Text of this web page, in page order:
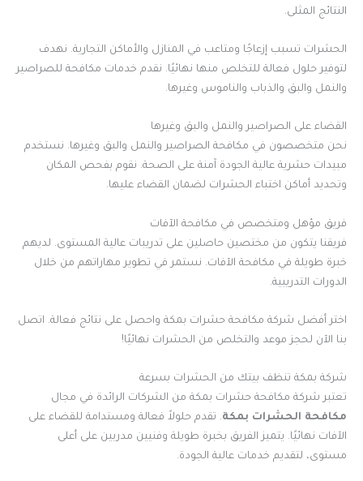
النتائج المثلى.
الحشرات تسبب إزعاجًا ومتاعب في المنازل والأماكن التجارية. نهدف
لتوفير حلول فعالة للتخلص منها نهائيًا. نقدم خدمات مكافحة للصراصير
والنمل والبق والذباب والناموس وغيرها.
القضاء على الصراصير والنمل والبق وغيرها
نحن متخصصون في مكافحة الصراصير والنمل والبق وغيرها. نستخدم
مبيدات حشرية عالية الجودة آمنة على الصحة. نقوم بفحص المكان
وتحديد أماكن اختباء الحشرات لضمان القضاء عليها.
فريق مؤهل ومتخصص في مكافحة الآفات
فريقنا يتكون من مختصين حاصلين على تدريبات عالية المستوى. لديهم
خبرة طويلة في مكافحة الآفات. نستمر في تطوير مهاراتهم من خلال
الدورات التدريبية.
اختر أفضل شركة مكافحة حشرات بمكة واحصل على نتائج فعالة. اتصل
بنا الآن لحجز موعد والتخلص من الحشرات نهائيًا!
شركة بمكة تنظف بيتك من الحشرات بسرعة
تعتبر شركة مكافحة حشرات بمكة من الشركات الرائدة في مجال
مكافحة الحشرات بمكة. تقدم حلولاً فعالة ومستدامة للقضاء على
الآفات نهائيًا. يتميز الفريق بخبرة طويلة وفنيين مدربين على أعلى
مستوى، لتقديم خدمات عالية الجودة.